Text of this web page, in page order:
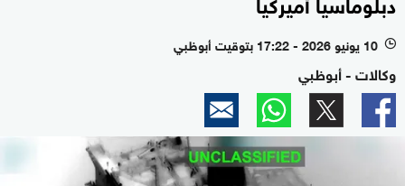
l 10 يونيو 2026 - 17:22 بتوقيت أبوظبي
وكالات - أبوظبي